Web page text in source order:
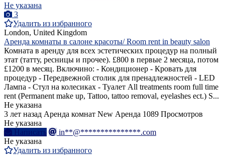
Не указана
3
Удалить из избранного
London, United Kingdom
Аренда комнаты в салоне красоты/ Room rent in beauty salon
Комната в аренду для всех эстетических процедур на полный
этат (татту, ресницы и прочее). £800 в первые 2 месяца, потом
£1200 в месяц. Включино: - Кондиционер - Кровать для
процедур - Передвежной столик для пренадлежностей - LED
Лампа - Стул на колесиках - Туалет All treatments room full time
rent (Permanent make up, Tattoo, tattoo removal, eyelashes ect.) S...
Не указана
3 лет назад Аренда комнат New Аренда 1089 Просмотров
Не указана
Написать
in**@***************.com
Не указана
Удалить из избранного